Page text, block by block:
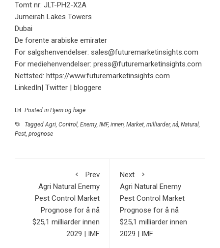
Tomt nr: JLT-PH2-X2A
Jumeirah Lakes Towers
Dubai
De forente arabiske emirater
For salgshenvendelser: sales@futuremarketinsights.com
For mediehenvendelser: press@futuremarketinsights.com
Nettsted: https://www.futuremarketinsights.com
LinkedIn| Twitter | bloggere
Posted in Hjem og hage
TaggedAgri, Control, Enemy, IMF, innen, Market, milliarder, nå, Natural,
Pest, prognose
Prev
Agri Natural Enemy
Pest Control Market
Prognose for å nå
$25,1 milliarder innen
2029 | IMF
Next
Agri Natural Enemy
Pest Control Market
Prognose for å nå
$25,1 milliarder innen
2029 | IMF